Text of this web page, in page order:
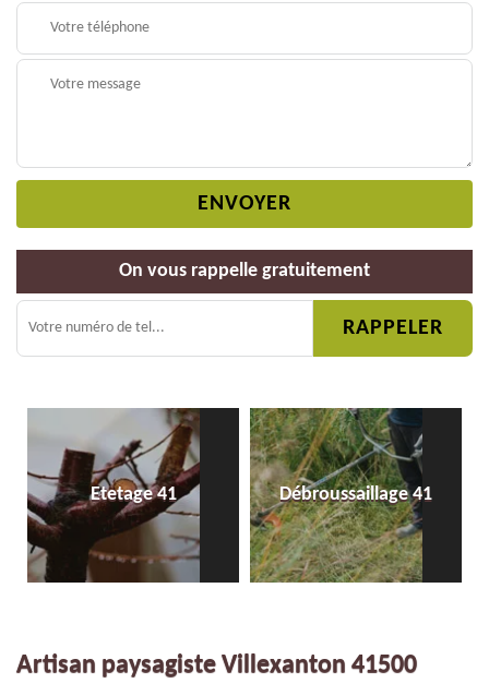
On vous rappelle gratuitement
Etetage 41 Débroussaillage 41
Artisan paysagiste Villexanton 41500